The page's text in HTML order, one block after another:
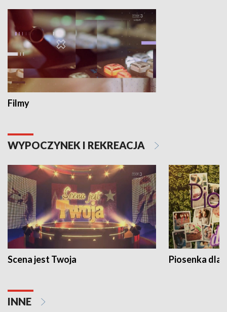
Filmy
WYPOCZYNEK I REKREACJA
Scena jest Twoja Piosenka dla
INNE